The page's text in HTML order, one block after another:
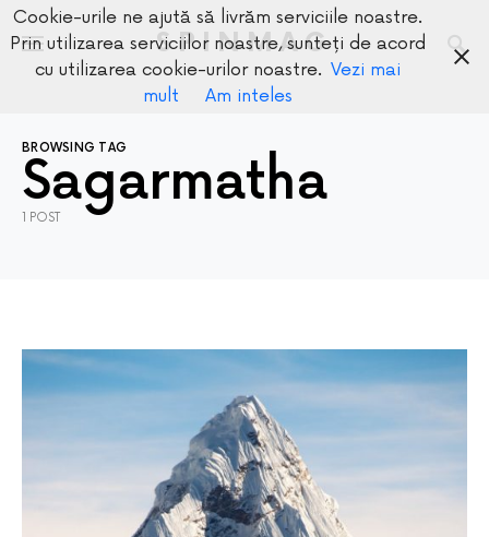
SPINMAG
BROWSING TAG
Sagarmatha
1 POST
Cookie-urile ne ajută să livrăm serviciile noastre.
Prin utilizarea serviciilor noastre, sunteți de acord
cu utilizarea cookie-urilor noastre. Vezi mai
mult
Am inteles